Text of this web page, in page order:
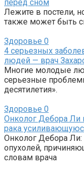
перед сном
Лежите в постели,
также может быть
Здоровье 0
4 серьезных
людей — врач
Многие молодые
серьезные
десятилетия».
Здоровье 0
Онколог Дебора
рака
Онколог Дебора
опухолей,
словам врача